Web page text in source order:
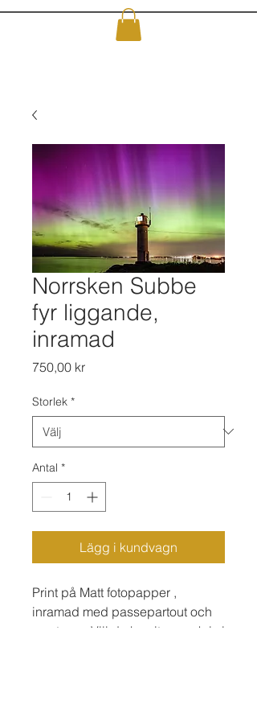
Norrsken Subbe
fyr liggande,
inramad
750,00 krPris
Storlek *
Antal *
Lägg i kundvagn
Print på Matt fotopapper ,
inramad med passepartout och
svart ram. Vill du ha vit ram: skriv i